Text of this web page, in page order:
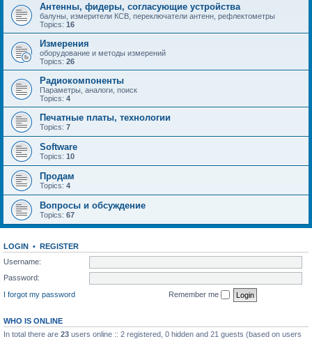
Антенны, фидеры, согласующие устройства
балуны, измерители КСВ, переключатели антенн, рефлектометры
Topics: 16
Измерения
оборудование и методы измерений
Topics: 26
Радиокомпоненты
Параметры, аналоги, поиск
Topics: 4
Печатные платы, технологии
Topics: 7
Software
Topics: 10
Продам
Topics: 4
Вопросы и обсуждение
Topics: 67
LOGIN • REGISTER
Username:
Password:
I forgot my password
Remember me
WHO IS ONLINE
In total there are 23 users online :: 2 registered, 0 hidden and 21 guests (based on users